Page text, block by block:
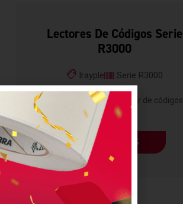
Lectores De Códigos Serie
R3000
Irayple Serie R3000
La serie 3000 es un lector de códigos
de...
LEER MÁS